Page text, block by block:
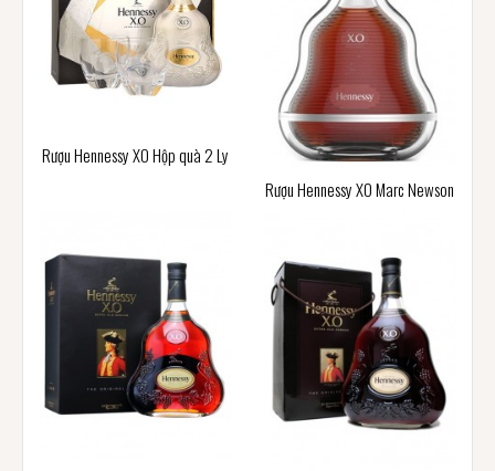
Rượu Hennessy XO Hộp quà 2 Ly
Rượu Hennessy XO Marc Newson